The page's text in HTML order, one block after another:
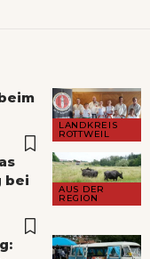
LANDKREIS
ROTTWEIL
AUS DER
REGION
bei